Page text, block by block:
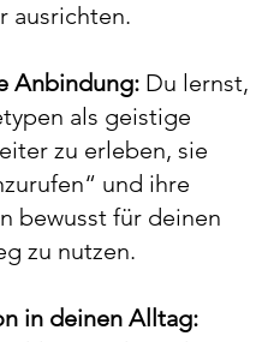
ausrichten.​
Anbindung: Du lernst,
als geistige
zu erleben, sie
und ihre
bewusst für deinen
zu nutzen.​
in deinen Alltag: